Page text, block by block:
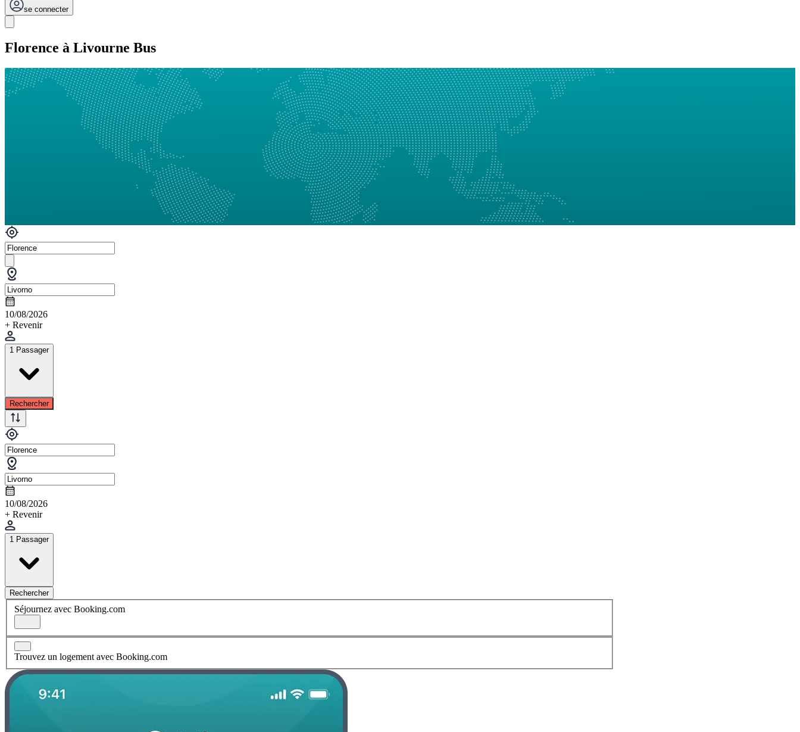
se connecter
Florence à Livourne Bus
10/08/2026
+ Revenir
1 Passager
Rechercher
10/08/2026
+ Revenir
1 Passager
Rechercher
Séjournez avec Booking.com
Trouvez un logement avec Booking.com